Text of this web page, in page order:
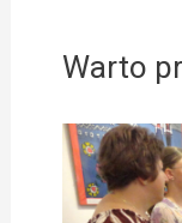
Warto